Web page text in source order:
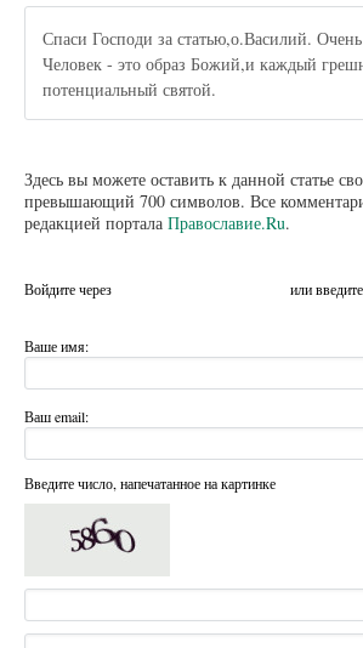
Спаси Господи за статью,о.Василий. Очень
Человек - это образ Божий,и каждый
потенциальный святой.
Здесь вы можете оставить к данной статье
превышающий 700 символов. Все
редакцией портала Православие.Ru.
Войдите через или
Ваше имя:
Ваш email:
Введите число, напечатанное на картинке